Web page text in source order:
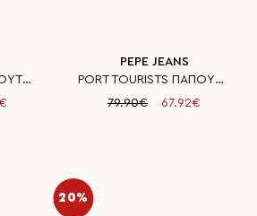
TOURIST WEST ΠΑΠΟΥΤΣΙ ΑΝΔΡΙΚΟ
PEPE JEANS
PORT TOURISTS ΠΑΠΟΥΤΣΙ ΑΝΔΡΙΚΟ
79.90€
67.92€
20%